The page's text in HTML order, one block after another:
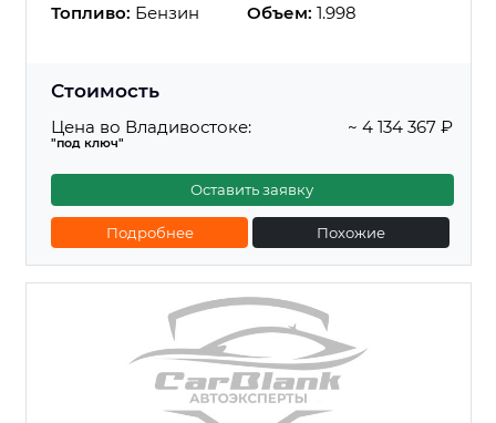
Топливо: Бензин Объем: 1.998
Стоимость
Цена во Владивостоке:
"под ключ"
~ 4 134 367 ₽
Оставить заявку
Подробнее Похожие